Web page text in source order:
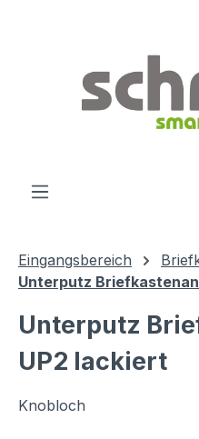
Eingangsbereich
Unterputz
Unterputz
UP2 lackiert
Knobloch